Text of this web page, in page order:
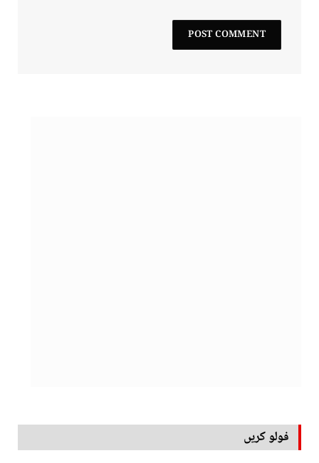
فولو کریں